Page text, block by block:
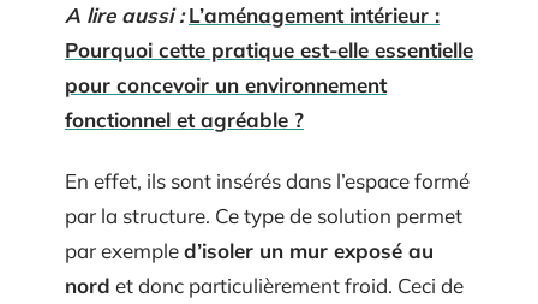
A lire aussi : L’aménagement intérieur :
Pourquoi cette pratique est-elle essentielle
pour concevoir un environnement
fonctionnel et agréable ?
En effet, ils sont insérés dans l’espace formé
par la structure. Ce type de solution permet
par exempled’isoler un mur exposé au
nord et donc particulièrement froid. Ceci de